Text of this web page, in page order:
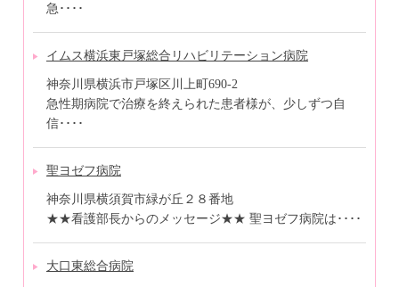
急････
イムス横浜東戸塚総合リハビリテーション病院
神奈川県横浜市戸塚区川上町690-2
急性期病院で治療を終えられた患者様が、少しずつ自
信････
聖ヨゼフ病院
神奈川県横須賀市緑が丘２８番地
★★看護部長からのメッセージ★★ 聖ヨゼフ病院は････
大口東総合病院